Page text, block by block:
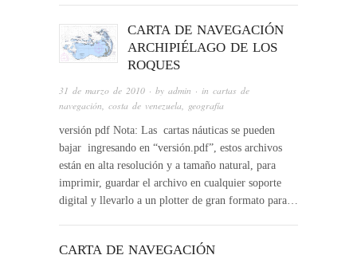
CARTA DE NAVEGACIÓN
ARCHIPIÉLAGO DE LOS
ROQUES
31 de marzo de 2010 · by admin · in cartas de
navegación costa de venezuela geografía
versión pdf Nota: Las cartas náuticas se pueden
bajar ingresando en “versión.pdf”, estos archivos
están en alta resolución y a tamaño natural, para
imprimir, guardar el archivo en cualquier soporte
digital y llevarlo a un plotter de gran formato para…
CARTA DE NAVEGACIÓN